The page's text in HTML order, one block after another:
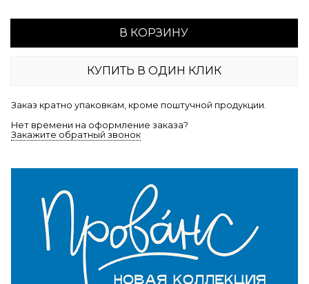
В КОРЗИНУ
КУПИТЬ В ОДИН КЛИК
Заказ кратно упаковкам, кроме поштучной продукции.
Нет времени на оформление заказа?
Закажите обратный звонок